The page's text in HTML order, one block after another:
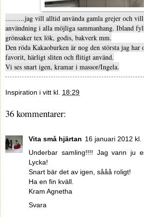
..........jag vill alltid använda gamla grejer och
användning i alla möjliga sammanhang. Ibland
grönsaker tex lök, godis, bakverk mm.
Den röda Kakaoburken är nog den största jag har
favorit, härligt sliten och flitigt använd.
Vi ses snart igen, kramar i massor/Ingela.
Inspiration i vitt kl. 18:29
36 kommentarer:
Vita små hjärtan 16 januari 2012 kl.
Underbar samling!!!! Jag vann ju
Lycka!
Snart bär det av igen, sååå roligt!
Ha en fin kväll.
Kram Agnetha
Svara